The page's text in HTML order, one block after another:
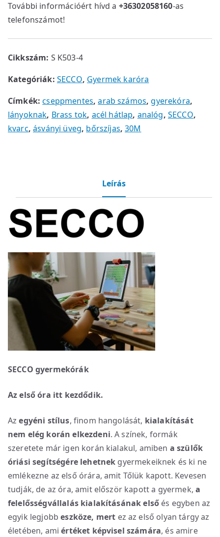
További információért hívd a +36302058160-as
telefonszámot!
Cikkszám: S K503-4
Kategóriák: SECCO, Gyermek karóra
Címkék:cseppmentes,arab számos,gyerekóra,
lányoknak, Brass tok, acél hátlap, analóg, SECCO,
kvarc,ásványi üveg, bőrszíjas,30M
Leírás
SECCO gyermekórák
Az első óra itt kezdődik.
Azegyéni stílus, finom hangolását, kialakítását
nem elég korán elkezdeni. A színek, formák
szeretete már igen korán kialakul, amiben a szülők
óriási segítségére lehetnek gyermekeiknek és ki ne
emlékezne az első órára, amit Tőlük kapott. Kevesen
tudják, de az óra, amit először kapott a gyermek,a
felelősségvállalás kialakításának első és egyben az
egyik legjobbeszköze, mert ez az első olyan tárgy az
életében, amiértéket képvisel számára, és amire